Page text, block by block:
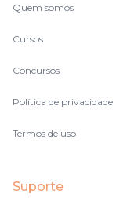
Quem somos
Cursos
Concursos
Política de privacidade
Termos de uso
Suporte